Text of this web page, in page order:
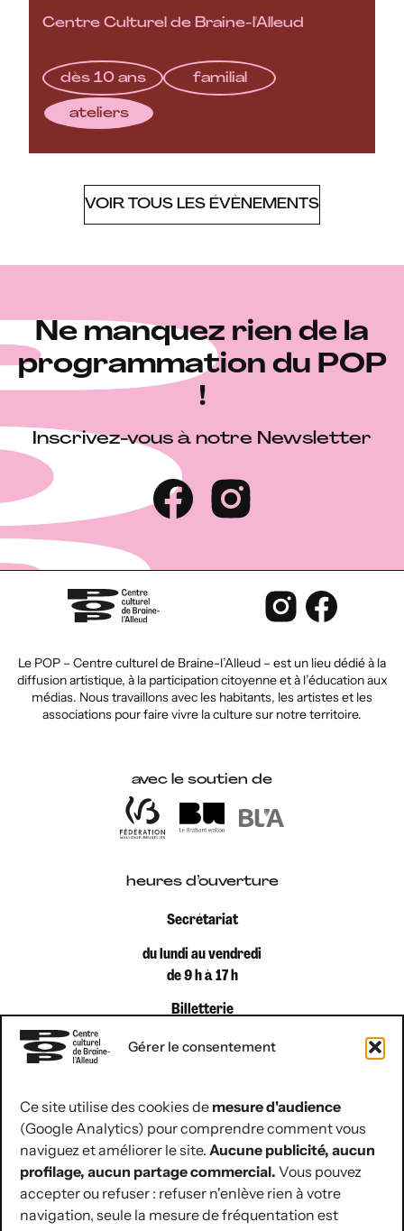
Gérer le consentement
Ce site utilise des cookies de mesure d'audience
(Google Analytics) pour comprendre comment vous
naviguez et améliorer le site. Aucune publicité, aucun
profilage, aucun partage commercial. Vous pouvez
accepter ou refuser : refuser n'enlève rien à votre
navigation, seule la mesure de fréquentation est
Centre Culturel de Braine-l'Alleud
dès 10 ans familial
ateliers
VOIR TOUS LES ÉVÈNEMENTS
Ne manquez rien de la
programmation du POP
!
Inscrivez-vous à notre Newsletter
Le POP – Centre culturel de Braine-l’Alleud – est un lieu dédié à la
diffusion artistique, à la participation citoyenne et à l’éducation aux
médias. Nous travaillons avec les habitants, les artistes et les
associations pour faire vivre la culture sur notre territoire.
avec le soutien de
heures d’ouverture
Secrétariat
du lundi au vendredi
de 9 h à 17 h
Billetterie
du lundi au vendredi
coordonnées de contact
Rue Jules Hans 10
1420 Braine-l’Alleud
02 854 07 30